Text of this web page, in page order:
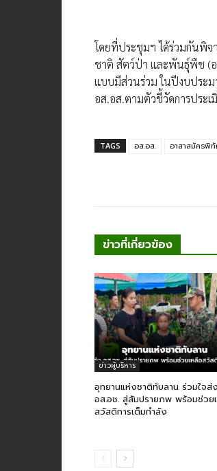
โดยที่ประชุมฯ ได้ร่วมกันพิ
ชาติ สัตว์ป่า และพันธุ์พืช (อ
แบบมีส่วนร่วม ในปีงบประ
อส.อส.ตามตัวชี้วัดการประ
TAGS อส.อส. อาสาสมัครพิ
ข่าวที่เกี่ยวข้อง
ข่าวผู้บริหาร
อุทยานแห่งชาติทับลาน ร่วมใจส่ง
อส.อช. สู่สัมปรายภพ พร้อมช่วย
สวัสดิการเต็มกำลัง